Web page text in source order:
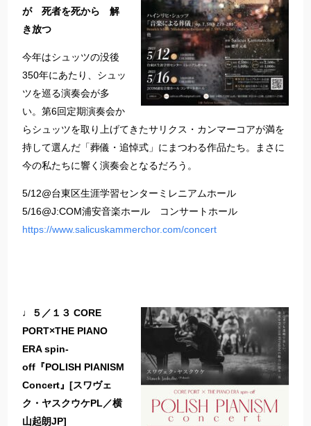
が 死者を死から 解
き放つ
今年はシュッツの没後
350年にあたり、シュッ
ツを巡る演奏会が多
い。第6回定期演奏会か
らシュッツを取り上げてきたサリクス・カンマーコアが満を
持して選んだ「葬儀・追悼式」にまつわる作品たち。まさに
今の私たちに響く演奏会となるだろう。
5/12@台東区生涯学習センターミレニアムホール
5/16@J:COM浦安音楽ホール コンサートホール
https://www.salicuskammerchor.com/concert
♩５／１３ CORE
PORT×THE PIANO
ERA spin-
off『POLISH PIANISM
Concert』[スワヴェ
ク・ヤスクウケPL／横
山起朗JP]